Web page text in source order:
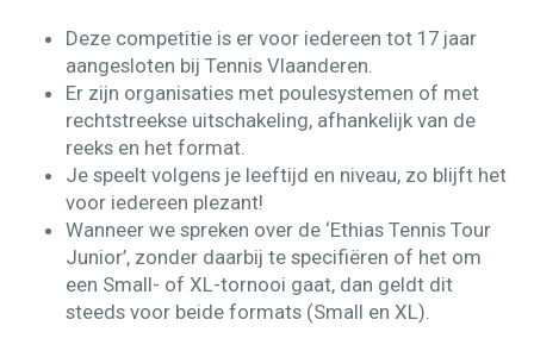
Deze competitie is er voor iedereen tot 17 jaar
aangesloten bij Tennis Vlaanderen.
Er zijn organisaties met poulesystemen of met
rechtstreekse uitschakeling, afhankelijk van de
reeks en het format.
Je speelt volgens je leeftijd en niveau, zo blijft het
voor iedereen plezant!
Wanneer we spreken over de ‘Ethias Tennis Tour
Junior’, zonder daarbij te specifiëren of het om
een ​Small- of XL-tornooi gaat, dan geldt dit
steeds voor beide formats (Small en XL). ​